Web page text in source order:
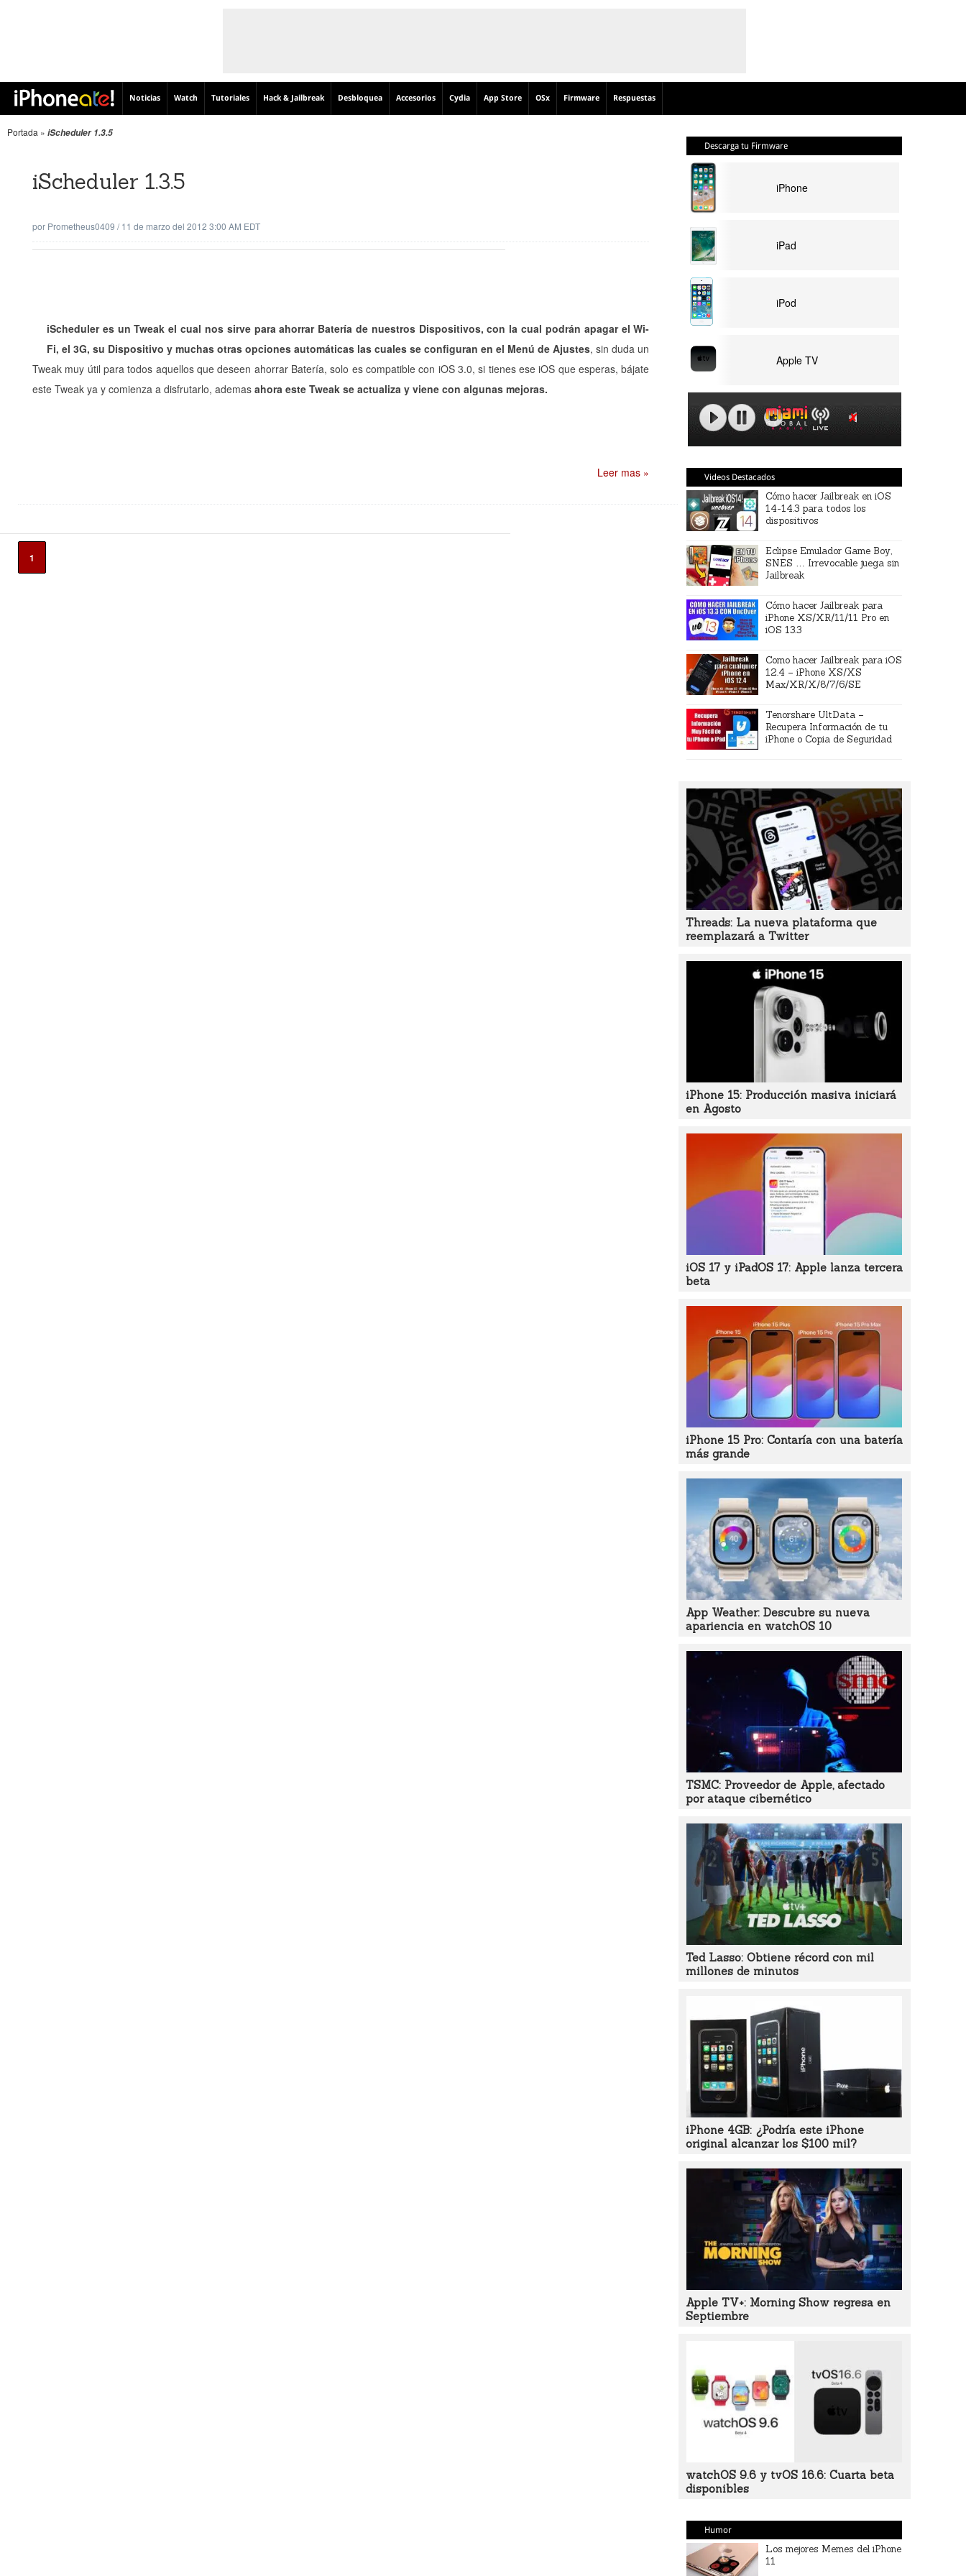
Noticias Watch Tutoriales Hack & Jailbreak Desbloquea Accesorios Cydia App Store OSx Firmware Respuestas
Portada » iScheduler 1.3.5
iScheduler 1.3.5
por Prometheus0409 /11 de marzo del 2012 3:00 AM EDT
iScheduler es un Tweak el cual nos sirve para ahorrar Batería de nuestros Dispositivos, con la cual podrán apagar el Wi-
Fi, el 3G, su Dispositivo y muchas otras opciones automáticas las cuales se configuran en el Menú de Ajustes, sin duda un
Tweak muy útil para todos aquellos que deseen ahorrar Batería, solo es compatible con iOS 3.0, si tienes ese iOS que esperas, bájate
este Tweak ya y comienza a disfrutarlo, ademas ahora este Tweak se actualiza y viene con algunas mejoras.
Leer mas »
1
Descarga tu Firmware
iPhone
iPad
iPod
Apple TV
Videos Destacados
Cómo hacer Jailbreak en iOS
14-14.3 para todos los
dispositivos
Eclipse Emulador Game Boy,
SNES … Irrevocable juega sin
Jailbreak
Cómo hacer Jailbreak para
iPhone XS/XR/11/11 Pro en
iOS 13.3
Como hacer Jailbreak para iOS
12.4 – iPhone XS/XS
Max/XR/X/8/7/6/SE
Tenorshare UltData –
Recupera Información de tu
iPhone o Copia de Seguridad
Threads: La nueva plataforma que
reemplazará a Twitter
iPhone 15: Producción masiva iniciará
en Agosto
iOS 17 y iPadOS 17: Apple lanza tercera
beta
iPhone 15 Pro: Contaría con una batería
más grande
App Weather: Descubre su nueva
apariencia en watchOS 10
TSMC: Proveedor de Apple, afectado
por ataque cibernético
Ted Lasso: Obtiene récord con mil
millones de minutos
iPhone 4GB: ¿Podría este iPhone
original alcanzar los $100 mil?
Apple TV+: Morning Show regresa en
Septiembre
watchOS 9.6 y tvOS 16.6: Cuarta beta
disponibles
Humor
Los mejores Memes del iPhone
11